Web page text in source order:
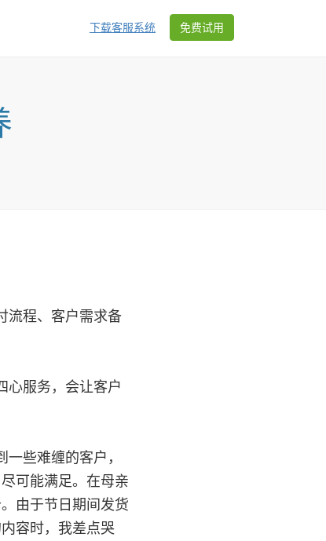
下载客服系统 免费试用
程、客户需求备
服务，会让客户
些难缠的客户，
可能满足。在母亲
由于节日期间发货
容时，我差点哭